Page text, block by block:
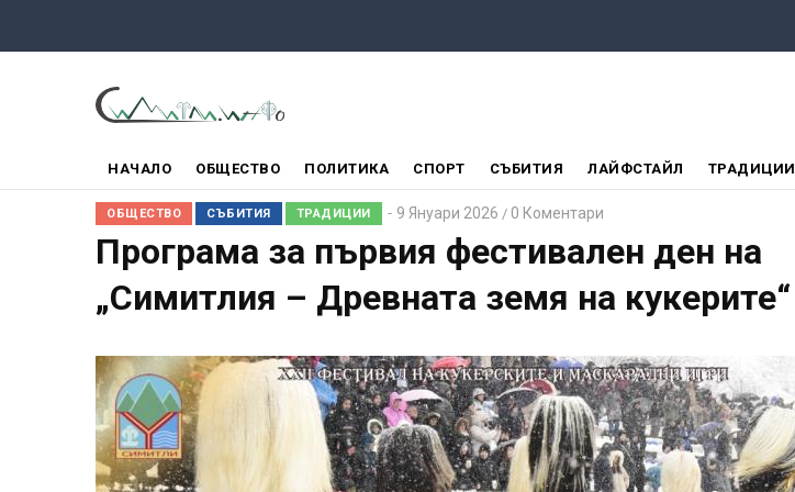
МЕНЮ
НАЧАЛО ОБЩЕСТВО ПОЛИТИКА СПОРТ СЪБИТИЯ ЛАЙФСТАЙЛ ТРАДИЦИИ
ОБЩЕСТВО СЪБИТИЯ ТРАДИЦИИ 9 Януари 2026 / 0 Коментари
Програма за първия фестивален ден на
„Симитлия – Древната земя на кукерите“